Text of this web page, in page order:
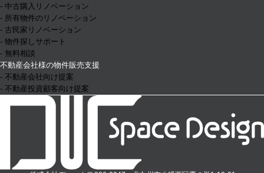
- 中古購入リノベーション
- 所有物件のリノベーション
- 古民家リノベーション
- 物件探しサポート
- 無料相談
不動産会社様の物件販売支援
- 不動産会社向け提案
- 不動産投資顧客向け提案